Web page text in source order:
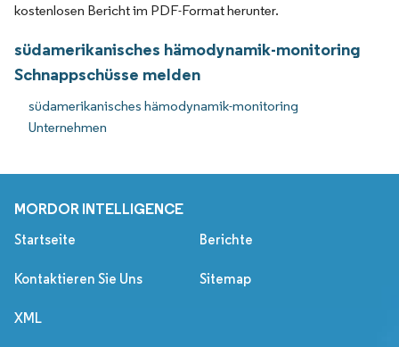
kostenlosen Bericht im PDF-Format herunter.
südamerikanisches hämodynamik-monitoring
Schnappschüsse melden
südamerikanisches hämodynamik-monitoring
Unternehmen
MORDOR INTELLIGENCE
Startseite Berichte
Kontaktieren Sie Uns Sitemap
XML